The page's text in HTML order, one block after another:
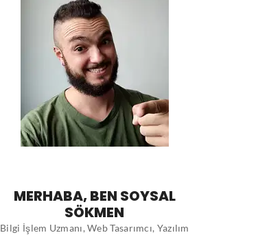
MERHABA, BEN SOYSAL
SÖKMEN
Bilgi İşlem Uzmanı, Web Tasarımcı, Yazılım